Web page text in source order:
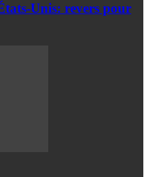
Unis: revers pour